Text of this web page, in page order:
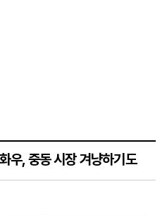
우, 중동 시장 겨냥하기도